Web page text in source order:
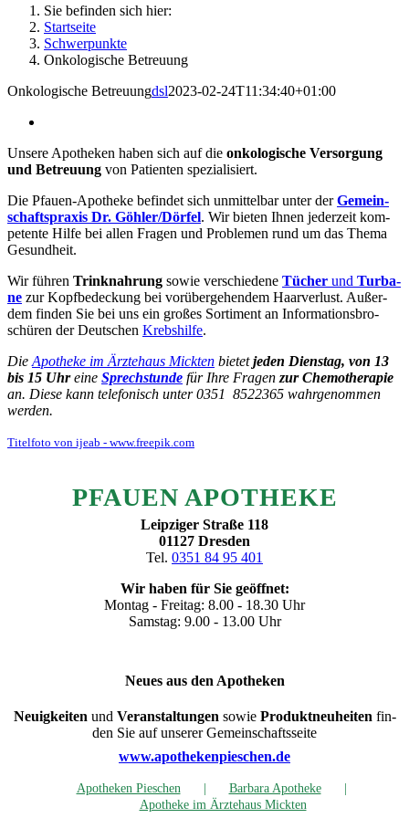
Sie befinden sich hier:
Startseite
Schwer­punk­te
Onko­lo­gi­sche Betreuung
Onko­lo­gi­sche Betreuungdsl2023-02-24T11:34:40+01:00
Unse­re Apo­the­ken haben sich auf die onko­lo­gi­sche Ver­sor­gung
und Betreu­ung von Pati­en­ten spezialisiert.
Die Pfau­en-Apo­the­ke befin­det sich unmit­tel­bar unter derGemein­
schafts­pra­xis Dr. Göhler/Dörfel. Wir bie­ten Ihnen jeder­zeit kom­
pe­ten­te Hil­fe bei allen Fra­gen und Pro­ble­men rund um das The­ma
Gesundheit.
Wir füh­ren Trink­nah­rung sowie ver­schie­de­ne Tücher und Tur­ba­
ne zur Kopf­be­de­ckung bei vor­über­ge­hen­dem Haar­ver­lust. Außer­
dem fin­den Sie bei uns ein gro­ßes Sor­ti­ment an Infor­ma­ti­ons­bro­
schü­ren der Deut­schen Krebs­hil­fe.
Die Apo­the­ke im Ärz­te­haus Mick­ten bie­tetjeden Diens­tag, von 13
bis 15 Uhreine Sprech­stun­de für Ihre Fra­gen zur Che­mo­the­ra­pie
an. Die­se kann tele­fo­nisch unter 0351 8522365 wahr­ge­nom­men
werden.
Titel­fo­to von ijeab - www.freepik.com
PFAU­EN APOTHEKE
Leip­zi­ger Stra­ße 118
01127 Dres­den
Tel. 0351 84 95 401
Wir haben für Sie geöffnet:
Mon­tag - Frei­tag: 8.00 - 18.30 Uhr
Sams­tag: 9.00 - 13.00 Uhr
Neu­es aus den Apotheken
Neu­ig­kei­ten und Ver­an­stal­tun­gen sowie Pro­dukt­neu­hei­ten fin­
den Sie auf unse­rer Gemeinschaftsseite
www.apothekenpieschen.de
Apo­the­ken Pieschen
Bar­ba­ra Apotheke
Apo­the­ke im Ärz­te­haus Mickten